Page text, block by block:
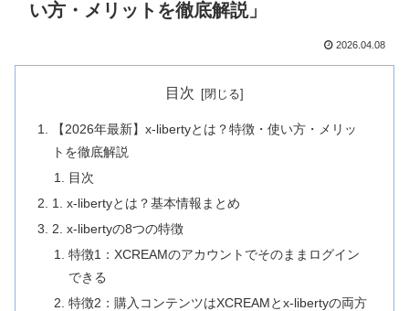
い方・メリットを徹底解説」
2026.04.08
目次
【2026年最新】x-libertyとは？特徴・使い方・メリッ
トを徹底解説
目次
1. x-libertyとは？基本情報まとめ
2. x-libertyの8つの特徴
特徴1：XCREAMのアカウントでそのままログイン
できる
特徴2：購入コンテンツはXCREAMとx-libertyの両方